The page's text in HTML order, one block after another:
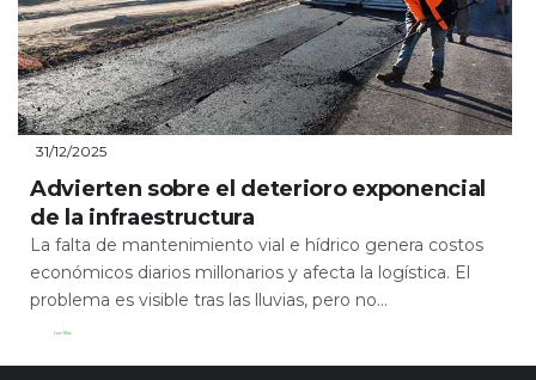
31/12/2025
Advierten sobre el deterioro exponencial
de la infraestructura
La falta de mantenimiento vial e hídrico genera costos
económicos diarios millonarios y afecta la logística. El
problema es visible tras las lluvias, pero no...
Leer Más